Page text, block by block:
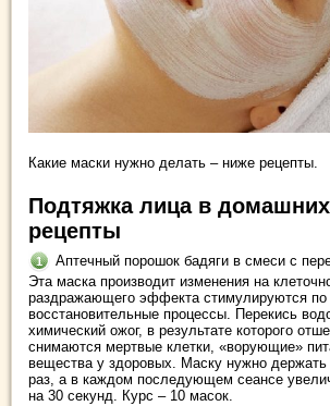
Какие маски нужно делать – ниже рецепты.
Подтяжка лица в
рецепты
Аптечный порошок бадяги в смеси с
Эта маска производит изменения на
раздражающего эффекта стимулируются
восстановительные процессы. Перекись
химический ожог, в результате которого
снимаются мертвые клетки, «ворующие»
вещества у здоровых. Маску нужно
раз, а в каждом последующем сеансе
на 30 секунд. Курс – 10 масок.